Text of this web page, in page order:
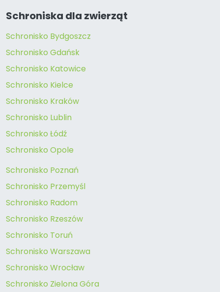
Schroniska dla zwierząt
Schronisko Bydgoszcz
Schronisko Gdańsk
Schronisko Katowice
Schronisko Kielce
Schronisko Kraków
Schronisko Lublin
Schronisko Łódź
Schronisko Opole
Schronisko Poznań
Schronisko Przemyśl
Schronisko Radom
Schronisko Rzeszów
Schronisko Toruń
Schronisko Warszawa
Schronisko Wrocław
Schronisko Zielona Góra